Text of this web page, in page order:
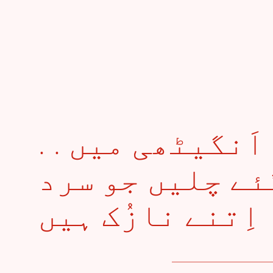
. . وُہ سُرخ پھول اَنگیٹھی میں
چلیں جو سرد